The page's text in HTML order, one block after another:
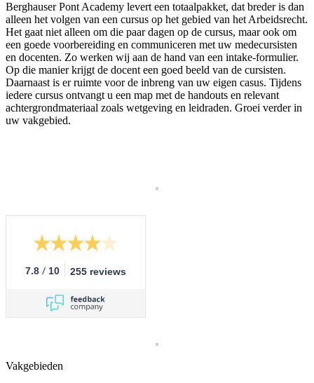
Berghauser Pont Academy levert een totaalpakket, dat breder is dan
alleen het volgen van een cursus op het gebied van het Arbeidsrecht.
Het gaat niet alleen om die paar dagen op de cursus, maar ook om
een goede voorbereiding en communiceren met uw medecursisten
en docenten. Zo werken wij aan de hand van een intake-formulier.
Op die manier krijgt de docent een goed beeld van de cursisten.
Daarnaast is er ruimte voor de inbreng van uw eigen casus. Tijdens
iedere cursus ontvangt u een map met de handouts en relevant
achtergrondmateriaal zoals wetgeving en leidraden. Groei verder in
uw vakgebied.
7.8 / 10 255 reviews
Vakgebieden